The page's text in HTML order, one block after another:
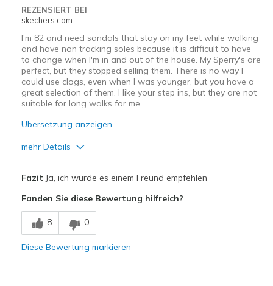
REZENSIERT BEI
skechers.com
I'm 82 and need sandals that stay on my feet while walking
and have non tracking soles because it is difficult to have
to change when I'm in and out of the house. My Sperry's are
perfect, but they stopped selling them. There is no way I
could use clogs, even when I was younger, but you have a
great selection of them. I like your step ins, but they are not
suitable for long walks for me.
Übersetzung anzeigen
mehr Details
Breathe Well
Comfortable
Fazit Ja, ich würde es einem Freund empfehlen
Fanden Sie diese Bewertung hilfreich?
8 0
Diese Bewertung markieren